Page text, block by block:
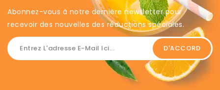
Abonnez-vous à notre dernière newsletter pour
recevoir des nouvelles des réductions spéciales. ​